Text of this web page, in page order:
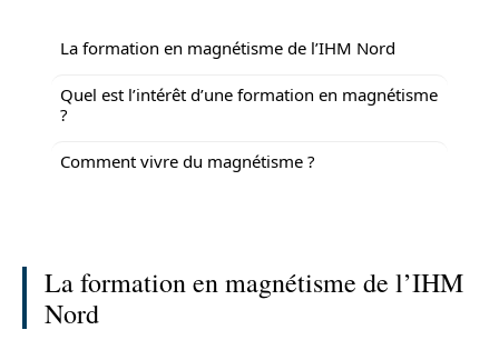
La formation en magnétisme de l’IHM Nord
Quel est l’intérêt d’une formation en magnétisme
?
Comment vivre du magnétisme ?
La formation en magnétisme de l’IHM
Nord